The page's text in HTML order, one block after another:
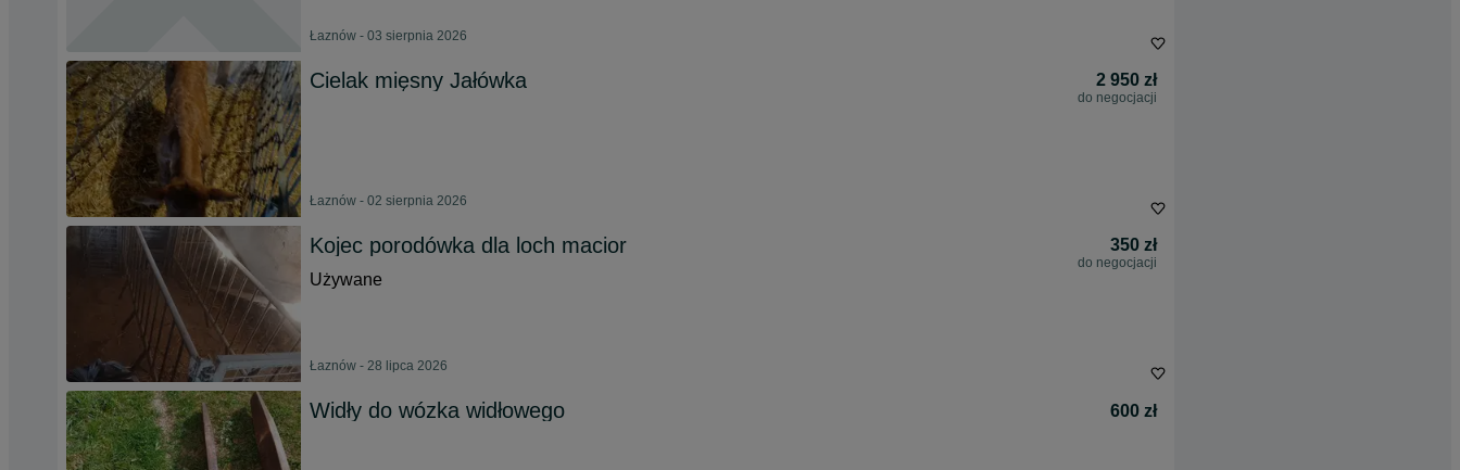
Łaznów - 03 sierpnia 2026
Cielak mięsny Jałówka 2 950 zł
do negocjacji
Łaznów - 02 sierpnia 2026
Kojec porodówka dla loch macior 350 zł
do negocjacji
Używane
Łaznów - 28 lipca 2026
Widły do wózka widłowego 600 zł